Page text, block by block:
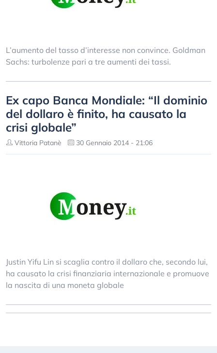
L’aumento del tasso d’interesse non convince. Goldman
Sachs: turbolenze pari a tre aumenti dei tassi.
Ex capo Banca Mondiale: “Il dominio
del dollaro è finito, ha causato la
crisi globale”
Vittoria Patanè 30 Gennaio 2014 - 21:06
Justin Yifu Lin si scaglia contro il dollaro che, secondo lui,
ha causato la crisi finanziaria internazionale e promuove
la nascita di una moneta globale